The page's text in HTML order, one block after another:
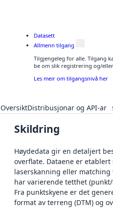
Datasett
Allmenn tilgang
Tilgjengeleg for alle. Tilgang
be om slik registrering og/
Les meir om tilgangsnivå her
OversiktDistribusjonar og API-ar
Skildring
Høydedata gir en detaljert
overflate. Dataene er
laserskanning eller matching
har varierende tetthet
Fra punktskyene er det
format av terreng (DTM) og